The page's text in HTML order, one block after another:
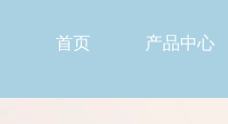
首页 产品中心